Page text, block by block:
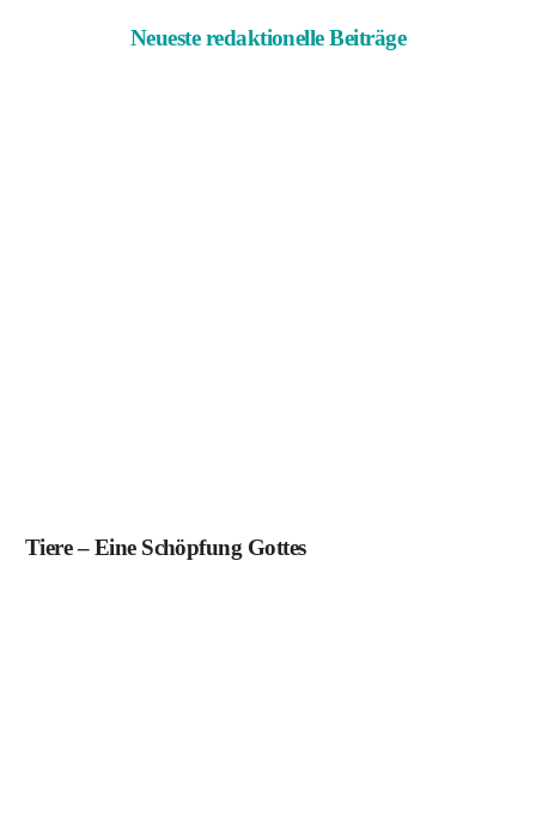
Neueste redaktionelle Beiträge
Tiere – Eine Schöpfung Gottes